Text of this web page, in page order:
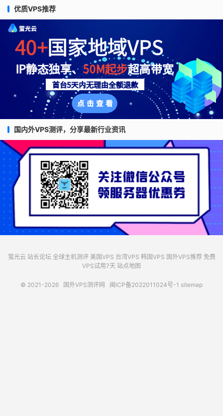
优质VPS推荐
国内外VPS测评，分享最新行业资讯
萤光云 站长论坛 全球主机测评 美国VPS 台湾VPS 韩国VPS 国外VPS推荐 免费
VPS试用7天 站点地图
© 2021-2026 国外VPS测评网 闽ICP备2022011024号-1 sitemap